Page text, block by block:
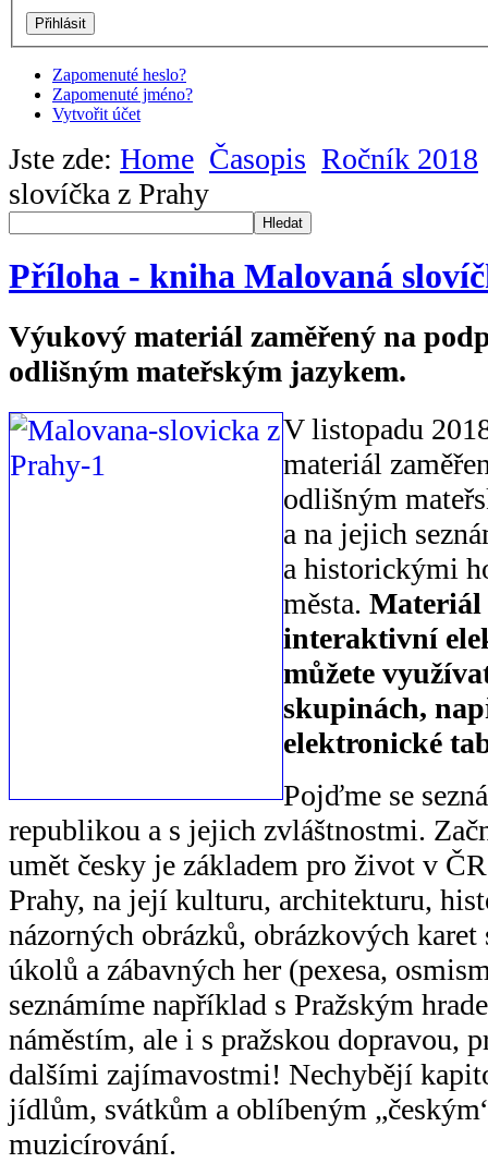
Zapomenuté heslo?
Zapomenuté jméno?
Vytvořit účet
Jste zde: Home Časopis Ročník 2018
slovíčka z Prahy
Hledat
Příloha - kniha Malovaná
Výukový materiál zaměřený na
odlišným mateřským jazykem.
V listopadu
materiál
odlišným
a na jejich
a historickými
města. Materiál
interaktivní
můžete
skupinách,
elektronické
Pojďme se
republikou a s jejich zvláštnostmi.
umět česky je základem pro život v
Prahy, na její kulturu, architekturu,
názorných obrázků, obrázkových
úkolů a zábavných her (pexesa,
seznámíme například s Pražským
náměstím, ale i s pražskou dopravou,
dalšími zajímavostmi! Nechybějí
jídlům, svátkům a oblíbeným
muzicírování.